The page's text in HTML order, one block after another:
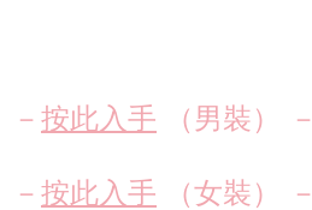
－ 按此入手 （男裝） －
－ 按此入手 （女裝） －